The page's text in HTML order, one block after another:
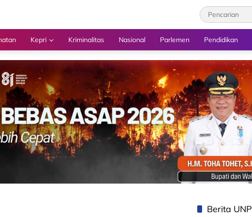
Kepri Kriminalitas Nasional Parlemen Pendidikan
Berita UNP